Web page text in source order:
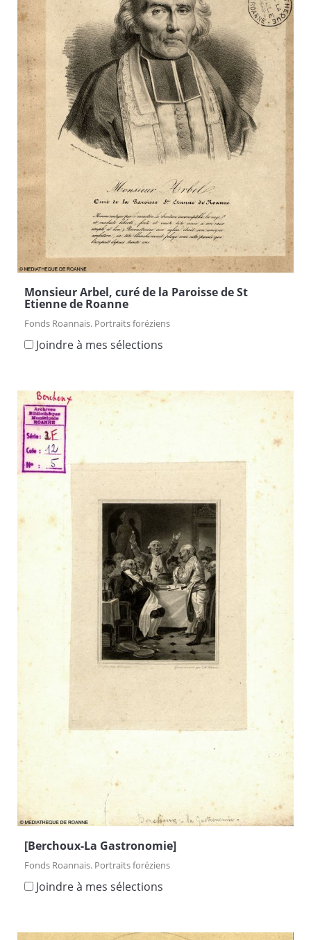
Monsieur Arbel, curé de la Paroisse de St
Etienne de Roanne
Fonds Roannais. Portraits foréziens
Joindre à mes sélections
[Berchoux-La Gastronomie]
Fonds Roannais. Portraits foréziens
Joindre à mes sélections